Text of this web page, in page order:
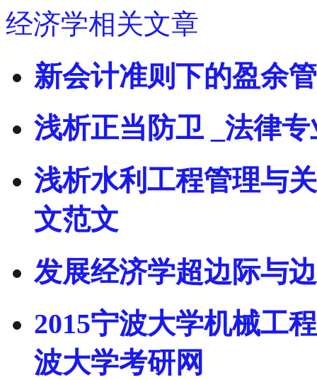
经济学相关文章
新会计准则下的盈余
浅析正当防卫 _法律
浅析水利工程管理与
文范文
发展经济学超边际与
2015宁波大学机械工
波大学考研网